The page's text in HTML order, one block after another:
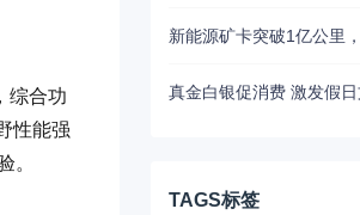
综合功
性能强
。
真金白银促消费 激发假
TAGS标签